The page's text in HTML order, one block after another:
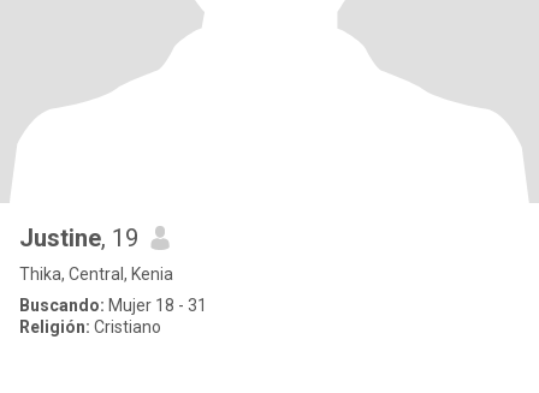
Justine, 19
Thika, Central, Kenia
Buscando: Mujer 18 - 31
Religión: Cristiano